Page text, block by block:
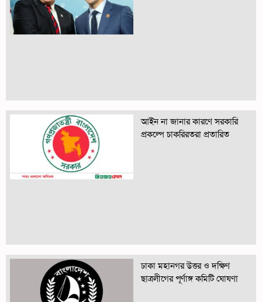
আইন না জানার কারণে সরকারি
প্রকল্পে চাকরিরতরা প্রতারিত
ঢাকা মহানগর উত্তর ও দক্ষিণ
ছাত্রলীগের পূর্ণাঙ্গ কমিটি ঘোষণা